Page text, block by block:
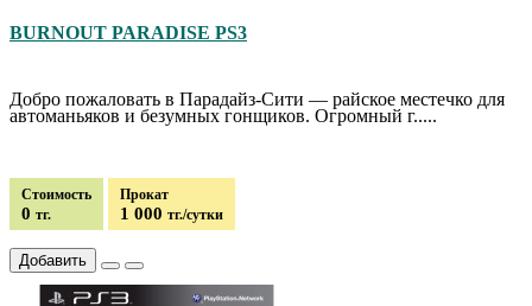
BURNOUT PARADISE PS3
Добро пожаловать в Парадайз-Сити — райское местечко для
автоманьяков и безумных гонщиков. Огромный г.....
Стоимость
0 тг.
Прокат
1 000 тг./сутки
Добавить